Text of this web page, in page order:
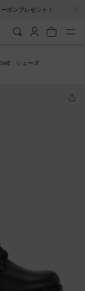
ーポンプレゼント！
シューズ